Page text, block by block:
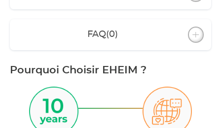
FAQ(0)
Pourquoi Choisir EHEIM ?